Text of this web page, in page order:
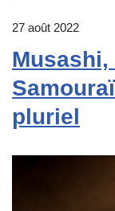
27 août 2022
pluriel